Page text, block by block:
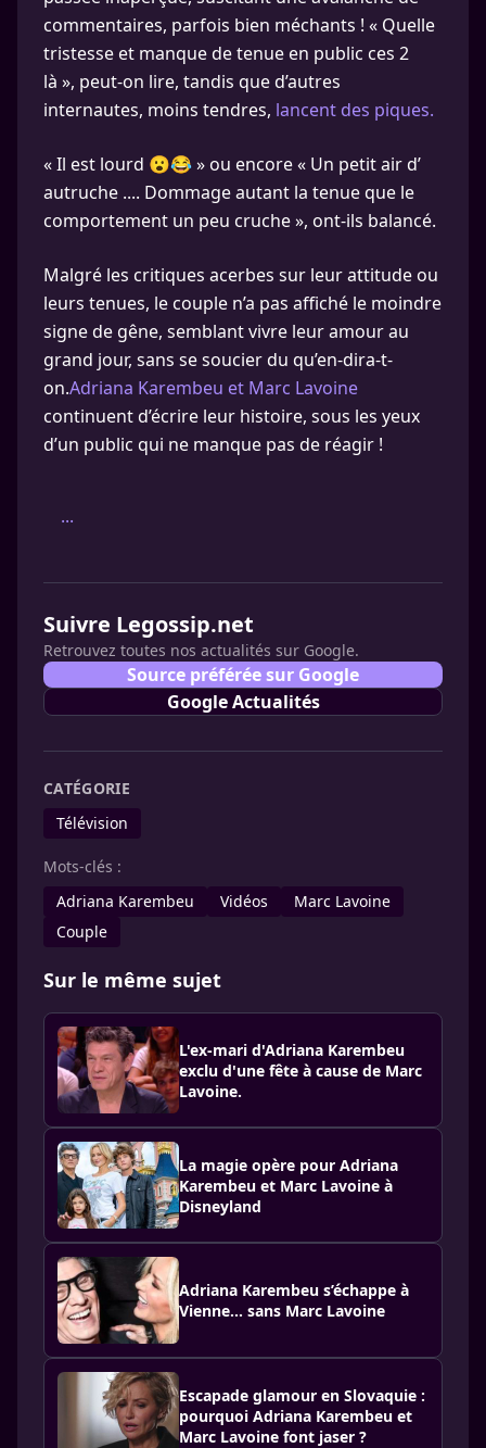
commentaires, parfois bien méchants ! « Quelle
tristesse et manque de tenue en public ces 2
là », peut-on lire, tandis que d’autres
internautes, moins tendres, lancent des piques.
« Il est lourd 😮😂 » ou encore « Un petit air d’
autruche .... Dommage autant la tenue que le
comportement un peu cruche », ont-ils balancé.
Malgré les critiques acerbes sur leur attitude ou
leurs tenues, le couple n’a pas affiché le moindre
signe de gêne, semblant vivre leur amour au
grand jour, sans se soucier du qu’en-dira-t-
on.Adriana Karembeu et Marc Lavoine
continuent d’écrire leur histoire, sous les yeux
d’un public qui ne manque pas de réagir !
...
Suivre Legossip.net
Retrouvez toutes nos actualités sur Google.
Source préférée sur Google
Google Actualités
CATÉGORIE
Télévision
Mots-clés :
Adriana Karembeu
Vidéos
Marc Lavoine
Couple
Sur le même sujet
L'ex-mari d'Adriana Karembeu
exclu d'une fête à cause de Marc
Lavoine.
La magie opère pour Adriana
Karembeu et Marc Lavoine à
Disneyland
Adriana Karembeu s’échappe à
Vienne… sans Marc Lavoine
Escapade glamour en Slovaquie :
pourquoi Adriana Karembeu et
Marc Lavoine font jaser ?